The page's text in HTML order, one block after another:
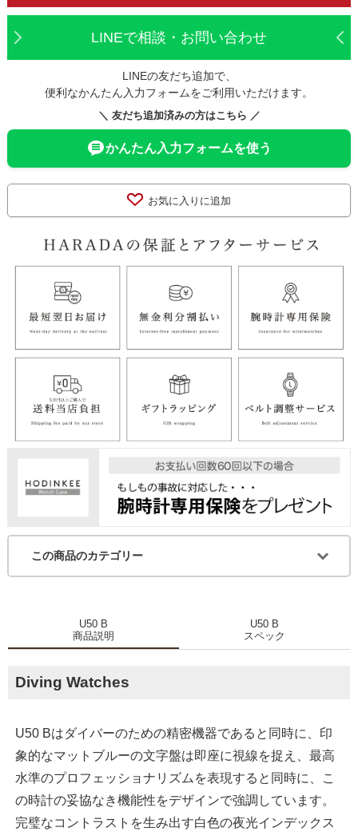
LINEで相談・お問い合わせ
LINEの友だち追加で、
便利なかんたん入力フォームをご利用いただけます。
＼ 友だち追加済みの方はこちら ／
かんたん入力フォームを使う
お気に入りに追加
この商品のカテゴリー
U50 B
商品説明
U50 B
スペック
Diving Watches
U50 Bはダイバーのための精密機器であると同時に、印
象的なマットブルーの文字盤は即座に視線を捉え、最高
水準のプロフェッショナリズムを表現すると同時に、こ
の時計の妥協なき機能性をデザインで強調しています。
完璧なコントラストを生み出す白色の夜光インデックス